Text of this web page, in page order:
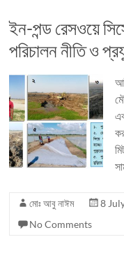
ইন-পন্ড রেসওয়ে
পরিচালন নীতি ও
মোঃ আবু নাঈম 8
No Comments